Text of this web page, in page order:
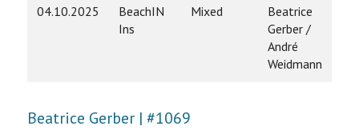
04.10.2025
BeachIN
Ins
Mixed
Beatrice
Gerber /
André
Weidmann
Beatrice Gerber | #1069